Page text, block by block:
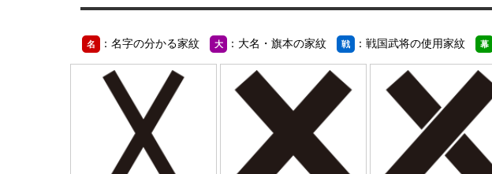
名 ：名字の分かる家紋 大 ：大名・旗本の家紋 戦 ：戦国武将の使用家紋 幕